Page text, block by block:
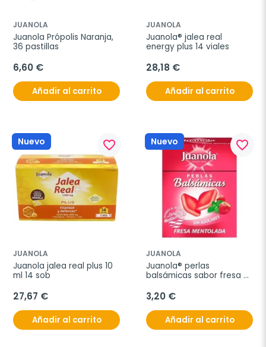
JUANOLA
Juanola Própolis Naranja,
36 pastillas
6,60 €
Añadir al carrito
JUANOLA
Juanola® jalea real
energy plus 14 viales
28,18 €
Añadir al carrito
Nuevo favorite_border
JUANOLA
Juanola jalea real plus 10
ml 14 sob
27,67 €
Añadir al carrito
Nuevo favorite_border
JUANOLA
Juanola® perlas
balsámicas sabor fresa
3,20 €
Añadir al carrito